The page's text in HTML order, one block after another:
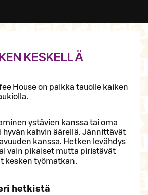
KESKELLÄ
House on paikka tauolle kaiken
ystävien kanssa tai oma
kahvin äärellä. Jännittävät
kanssa. Hetken levähdys
vain pikaiset mutta piristävät
kesken työmatkan.
hetkistä